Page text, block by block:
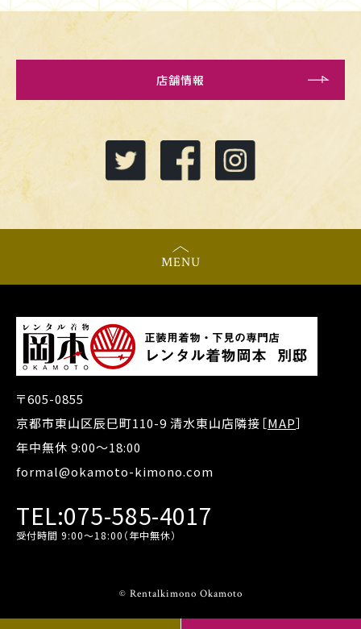
店舗情報
MENU
〒605-0855
京都市東山区辰巳町110-9 清水東山店隣接［MAP］
年中無休 9:00～18:00
formal@okamoto-kimono.com
TEL:075-585-4017
受付時間 9:00～18:00（年中無休）
© Rentalkimono Okamoto